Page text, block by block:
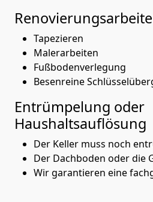
Tapezieren
Malerarbeiten
Fußbodenverlegung
Besenreine
Entrümpelung oder
Haushaltsauflösung
Der Keller muss noch
Der Dachboden oder die
Wir garantieren eine